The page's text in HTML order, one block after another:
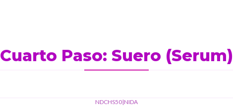
Cuarto Paso: Suero (Serum)
NDCHS50|NIDA